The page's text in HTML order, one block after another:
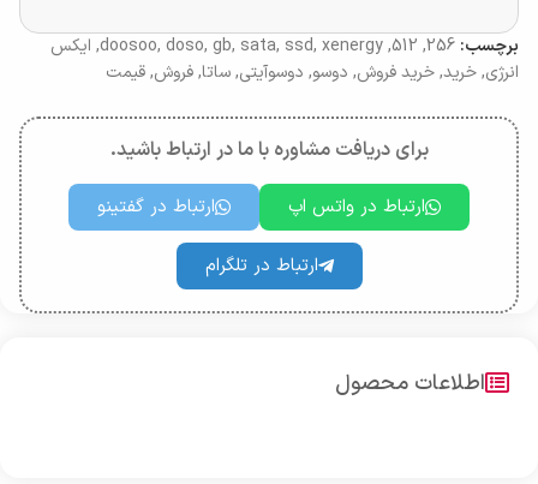
برچسب: 256
,
512
,
doosoo, doso, gb, sata, ssd, xenergy
, ایکس
انرژی,خرید,خرید فروش, دوسو, دوسوآیتی,ساتا,فروش,قیمت
برای دریافت مشاوره با ما در ارتباط باشید.
ارتباط در واتس اپ ارتباط در گفتینو
ارتباط در تلگرام
اطلاعات محصول